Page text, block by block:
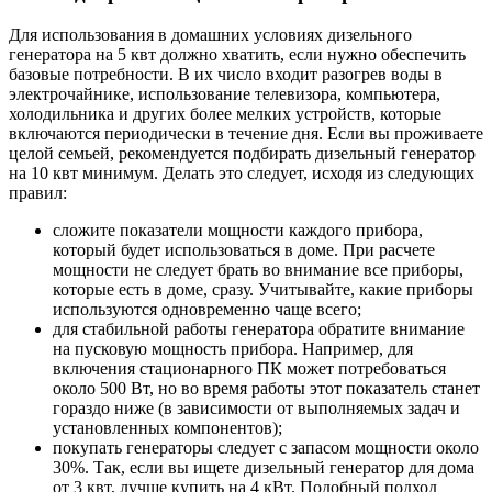
Для использования в домашних условиях дизельного
генератора на 5 квт должно хватить, если нужно обеспечить
базовые потребности. В их число входит разогрев воды в
электрочайнике, использование телевизора, компьютера,
холодильника и других более мелких устройств, которые
включаются периодически в течение дня. Если вы проживаете
целой семьей, рекомендуется подбирать дизельный генератор
на 10 квт минимум. Делать это следует, исходя из следующих
правил:
сложите показатели мощности каждого прибора,
который будет использоваться в доме. При расчете
мощности не следует брать во внимание все приборы,
которые есть в доме, сразу. Учитывайте, какие приборы
используются одновременно чаще всего;
для стабильной работы генератора обратите внимание
на пусковую мощность прибора. Например, для
включения стационарного ПК может потребоваться
около 500 Вт, но во время работы этот показатель станет
гораздо ниже (в зависимости от выполняемых задач и
установленных компонентов);
покупать генераторы следует с запасом мощности около
30%. Так, если вы ищете дизельный генератор для дома
от 3 квт, лучше купить на 4 кВт. Подобный подход